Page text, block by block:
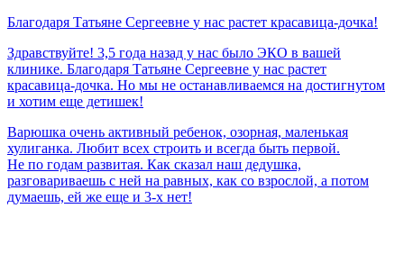
Благодаря Татьяне Сергеевне у нас растет красавица-дочка!
Здравствуйте! 3,5 года назад у нас было ЭКО в вашей
клинике. Благодаря Татьяне Сергеевне у нас растет
красавица-дочка. Но мы не останавливаемся на достигнутом
и хотим еще детишек!
Варюшка очень активный ребенок, озорная, маленькая
хулиганка. Любит всех строить и всегда быть первой.
Не по годам развитая. Как сказал наш дедушка,
разговариваешь с ней на равных, как со взрослой, а потом
думаешь, ей же еще и 3-х нет!